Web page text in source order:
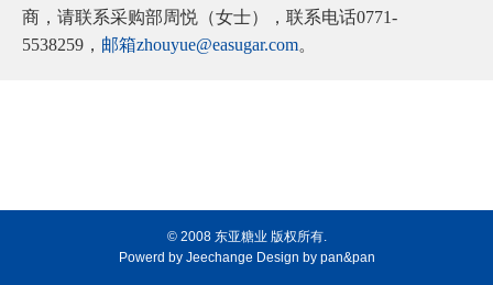
商，请联系采购部周悦（女士），联系电话0771-
5538259 ， 邮箱zhouyue@easugar.com。
© 2008 东亚糖业 版权所有.
Powerd by Jeechange Design by pan&pan